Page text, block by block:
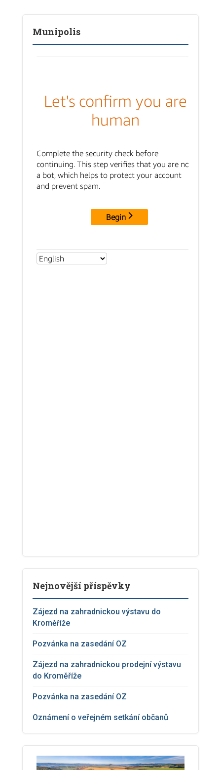
Munipolis
Nejnovější příspěvky
Zájezd na zahradnickou výstavu do
Kroměříže
Pozvánka na zasedání OZ
Zájezd na zahradnickou prodejní výstavu
do Kroměříže
Pozvánka na zasedání OZ
Oznámení o veřejném setkání občanů